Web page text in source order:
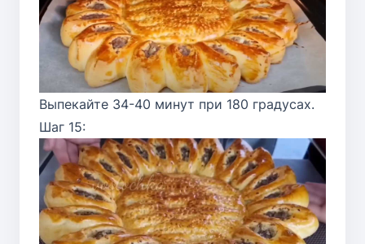
Выпекайте 34-40 минут при 180 градусах.
Шаг 15: